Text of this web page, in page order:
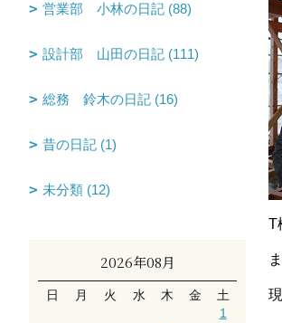
T
営業部 小林の日記 (88)
設計部 山田の日記 (111)
総務 鈴木の日記 (16)
昔の日記 (1)
未分類 (12)
2026年08月
日 月 火 水 木 金
土
1